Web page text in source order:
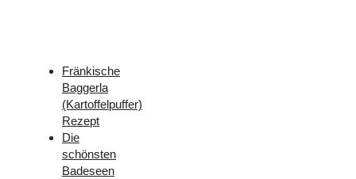
Fränkische
Baggerla
(Kartoffelpuffer)
Rezept
Die
schönsten
Badeseen